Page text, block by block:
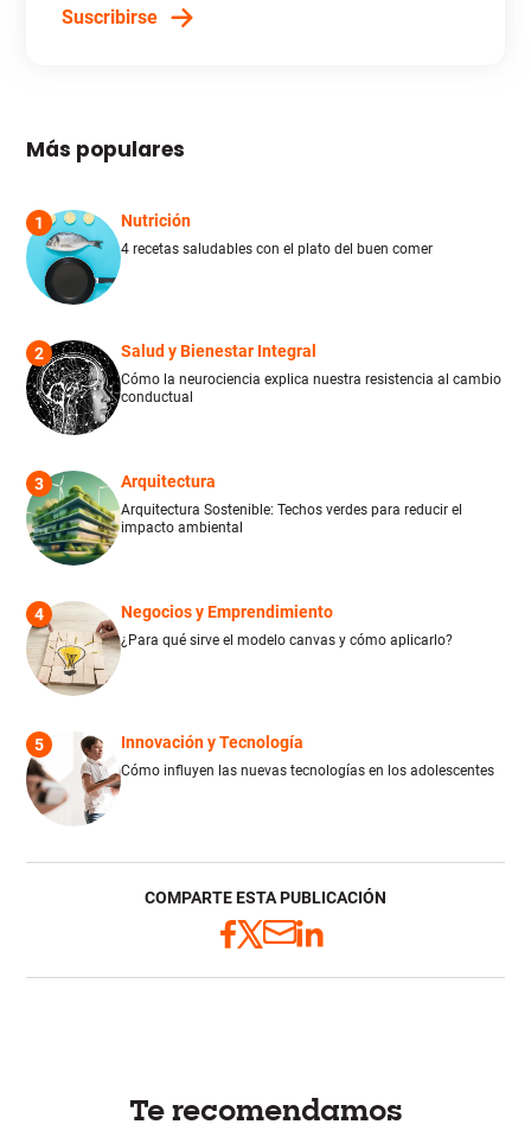
Suscribirse
Más populares
1 Nutrición
4 recetas saludables con el plato del buen comer
2 Salud y Bienestar Integral
Cómo la neurociencia explica nuestra resistencia al cambio
conductual
3 Arquitectura
Arquitectura Sostenible: Techos verdes para reducir el
impacto ambiental
4 Negocios y Emprendimiento
¿Para qué sirve el modelo canvas y cómo aplicarlo?
5 Innovación y Tecnología
Cómo influyen las nuevas tecnologías en los adolescentes
COMPARTE ESTA PUBLICACIÓN
Te recomendamos